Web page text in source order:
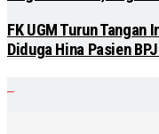
FK UGM Turun Tangan
Diduga Hina Pasien